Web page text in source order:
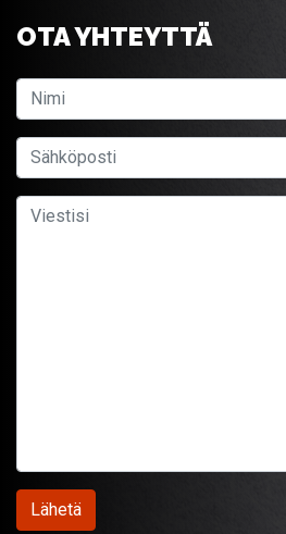
OTA YHTEYTTÄ